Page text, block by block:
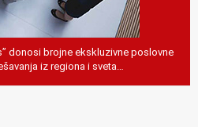
donosi brojne ekskluzivne poslovne
iz regiona i sveta…